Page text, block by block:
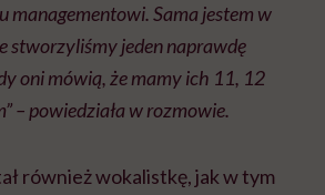
managementowi. Sama jestem w
stworzyliśmy jeden naprawdę
oni mówią, że mamy ich 11, 12
– powiedziała w rozmowie.
również wokalistkę, jak w tym